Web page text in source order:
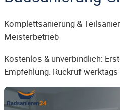
Komplettsanierung &
Meisterbetrieb
Kostenlos & unverbindlich:
Empfehlung. Rückruf werktags